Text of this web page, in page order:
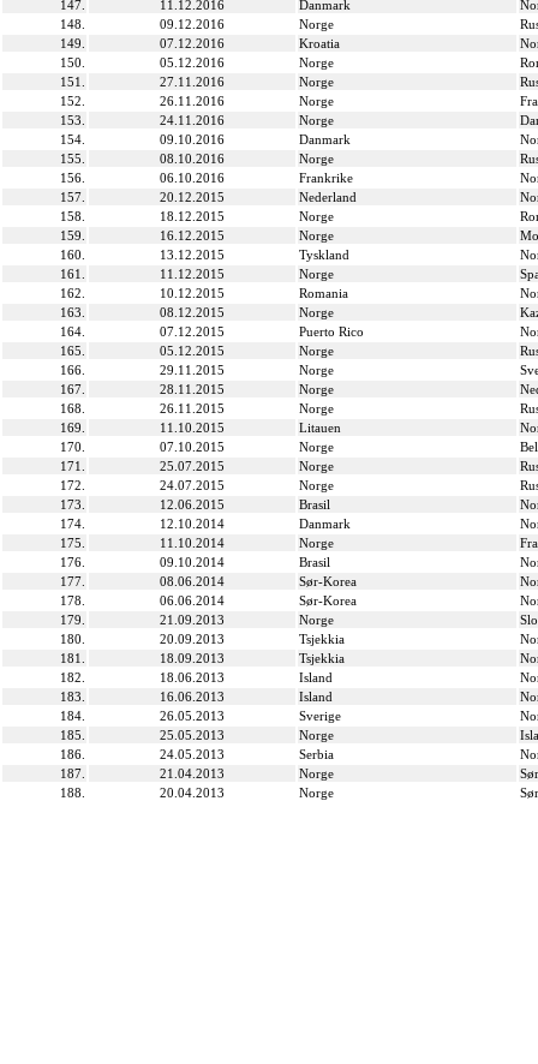
147.
11.12.2016 Danmark
148.
09.12.2016 Norge
149.
07.12.2016 Kroatia
150.
05.12.2016 Norge
151.
27.11.2016 Norge
152.
26.11.2016 Norge
153.
24.11.2016 Norge
154.
09.10.2016 Danmark
155.
08.10.2016 Norge
156.
06.10.2016 Frankrike
157.
20.12.2015 Nederland
158.
18.12.2015 Norge
159.
16.12.2015 Norge
160.
13.12.2015 Tyskland
161.
11.12.2015 Norge
162.
10.12.2015 Romania
163.
08.12.2015 Norge
164.
07.12.2015 Puerto Rico
165.
05.12.2015 Norge
166.
29.11.2015 Norge
167.
28.11.2015 Norge
168.
26.11.2015 Norge
169.
11.10.2015 Litauen
170.
07.10.2015 Norge
171.
25.07.2015 Norge
172.
24.07.2015 Norge
173.
12.06.2015 Brasil
174.
12.10.2014 Danmark
175.
11.10.2014 Norge
176.
09.10.2014 Brasil
177.
08.06.2014 Sør-Korea
178.
06.06.2014 Sør-Korea
179.
21.09.2013 Norge
180.
20.09.2013 Tsjekkia
181.
18.09.2013 Tsjekkia
182.
18.06.2013 Island
183.
16.06.2013 Island
184.
26.05.2013 Sverige
185.
25.05.2013 Norge
186.
24.05.2013 Serbia
187.
21.04.2013 Norge
188.
20.04.2013 Norge